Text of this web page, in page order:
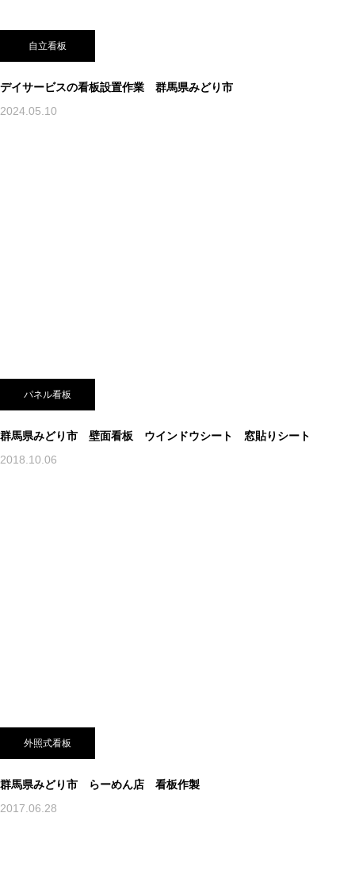
自立看板
デイサービスの看板設置作業 群馬県みどり市
2024.05.10
パネル看板
群馬県みどり市 壁面看板 ウインドウシート 窓貼りシート
2018.10.06
外照式看板
群馬県みどり市 らーめん店 看板作製
2017.06.28